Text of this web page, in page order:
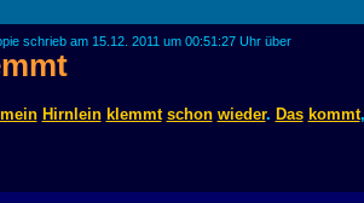
schrieb am 15.12. 2011 um 00:51:27 Uhr über
mein Hirnlein klemmt schon wieder. Das kommt